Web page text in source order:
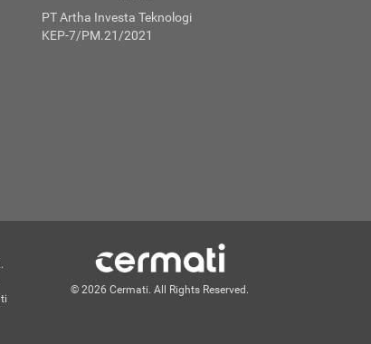
PT Artha Investa Teknologi
KEP-7/PM.21/2021
© 2026 Cermati. All Rights Reserved.